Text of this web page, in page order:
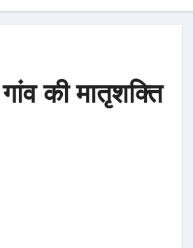
की मातृशक्ति